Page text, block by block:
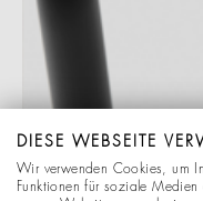
DIESE WEBSEITE
Wir verwenden Cookies, um
Funktionen für soziale